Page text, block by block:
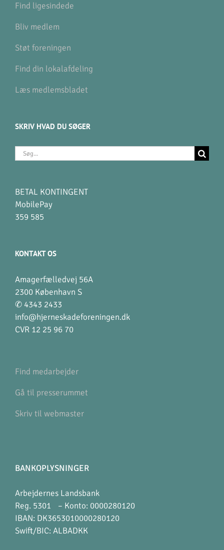
Find ligesindede
Bliv medlem
Støt foreningen
Find din lokalafdeling
Læs medlemsbladet
SKRIV HVAD DU SØGER
Søg
BETAL KONTINGENT
MobilePay
359 585
KONTAKT OS
Amagerfælledvej 56A
2300 København S
✆ 4343 2433
info@hjerneskadeforeningen.dk
CVR 12 25 96 70
Find medarbejder
Gå til presserummet
Skriv til webmaster
BANKOPLYSNINGER
Arbejdernes Landsbank
Reg. 5301 – Konto: 0000280120
IBAN: DK3653010000280120
Swift/BIC: ALBADKK